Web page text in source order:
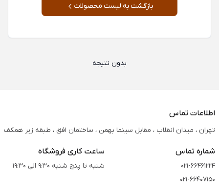
بازگشت به لیست محصولات
بدون نتیجه
اطلاعات تماس
تهران ، میدان انقلاب ، مقابل سینما بهمن ، ساختمان افق ، طبقه زیر همکف
شماره تماس
021-66461224
021-66407150
ساعت کاری فروشگاه
شنبه تا پنج شنبه 9:30 الی 19:30